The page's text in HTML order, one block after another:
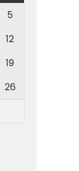
5
12
19
26